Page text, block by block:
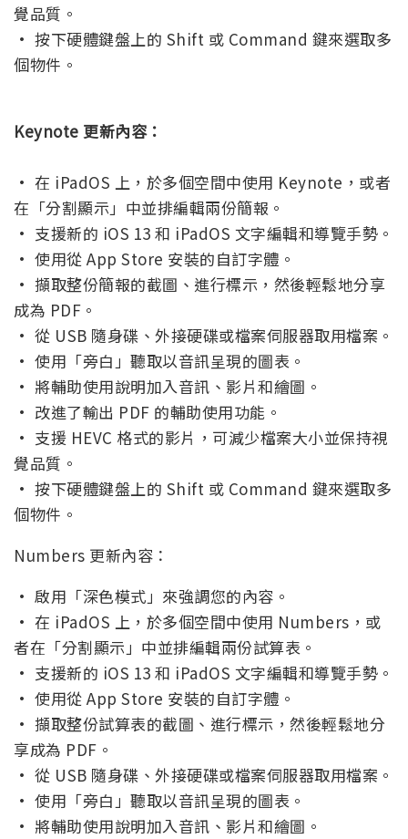
覺品質。
• 按下硬體鍵盤上的 Shift 或 Command 鍵來選取多
個物件。
Keynote 更新內容：
• 在 iPadOS 上，於多個空間中使用 Keynote，或者
在「分割顯示」中並排編輯兩份簡報。
• 支援新的 iOS 13 和 iPadOS 文字編輯和導覽手勢。
• 使用從 App Store 安裝的自訂字體。
• 擷取整份簡報的截圖、進行標示，然後輕鬆地分享
成為 PDF。
• 從 USB 隨身碟、外接硬碟或檔案伺服器取用檔案。
• 使用「旁白」聽取以音訊呈現的圖表。
• 將輔助使用說明加入音訊、影片和繪圖。
• 改進了輸出 PDF 的輔助使用功能。
• 支援 HEVC 格式的影片，可減少檔案大小並保持視
覺品質。
• 按下硬體鍵盤上的 Shift 或 Command 鍵來選取多
個物件。
Numbers 更新內容：
• 啟用「深色模式」來強調您的內容。
• 在 iPadOS 上，於多個空間中使用 Numbers，或
者在「分割顯示」中並排編輯兩份試算表。
• 支援新的 iOS 13 和 iPadOS 文字編輯和導覽手勢。
• 使用從 App Store 安裝的自訂字體。
• 擷取整份試算表的截圖、進行標示，然後輕鬆地分
享成為 PDF。
• 從 USB 隨身碟、外接硬碟或檔案伺服器取用檔案。
• 使用「旁白」聽取以音訊呈現的圖表。
• 將輔助使用說明加入音訊、影片和繪圖。